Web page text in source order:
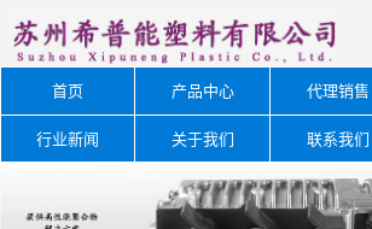
首页 产品中心 代理销售
行业新闻 关于我们 联系我们